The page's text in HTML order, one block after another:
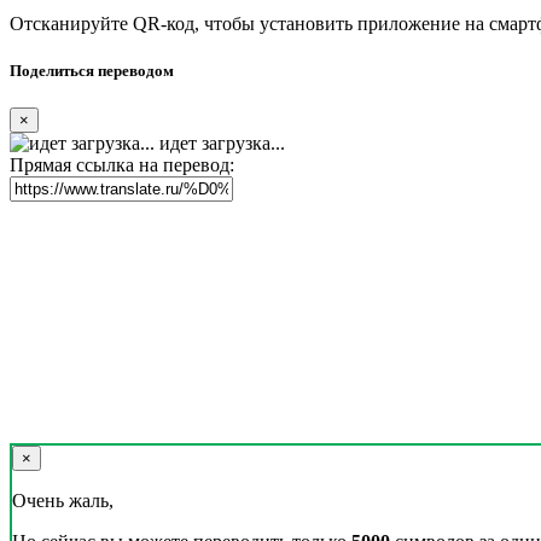
Отсканируйте QR-код, чтобы установить приложение на
Поделиться переводом
×
идет загрузка...
Прямая ссылка на перевод:
×
Очень жаль,